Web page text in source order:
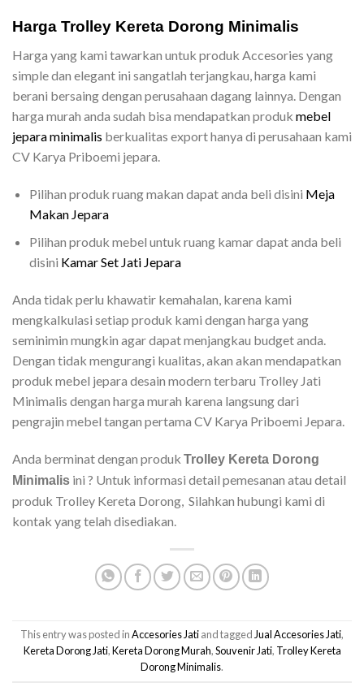
Harga Trolley Kereta Dorong Minimalis
Harga yang kami tawarkan untuk produk Accesories yang
simple dan elegant ini sangatlah terjangkau, harga kami
berani bersaing dengan perusahaan dagang lainnya. Dengan
harga murah anda sudah bisa mendapatkan produk mebel
jepara minimalis berkualitas export hanya di perusahaan kami
CV Karya Priboemi jepara.
Pilihan produk ruang makan dapat anda beli disini Meja
Makan Jepara
Pilihan produk mebel untuk ruang kamar dapat anda beli
disini Kamar Set Jati Jepara
Anda tidak perlu khawatir kemahalan, karena kami
mengkalkulasi setiap produk kami dengan harga yang
seminimin mungkin agar dapat menjangkau budget anda.
Dengan tidak mengurangi kualitas, akan akan mendapatkan
produk mebel jepara desain modern terbaru Trolley Jati
Minimalis dengan harga murah karena langsung dari
pengrajin mebel tangan pertama CV Karya Priboemi Jepara.
Anda berminat dengan produk Trolley Kereta Dorong
Minimalis ini ? Untuk informasi detail pemesanan atau detail
produk Trolley Kereta Dorong, Silahkan hubungi kami di
kontak yang telah disediakan.
This entry was posted inAccesories Jatiand tagged Jual Accesories Jati,
Kereta Dorong Jati,Kereta Dorong Murah,Souvenir Jati, Trolley Kereta
Dorong Minimalis.